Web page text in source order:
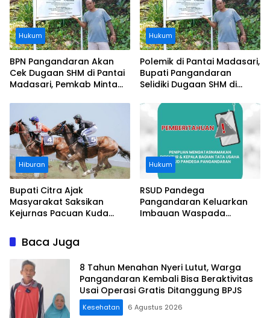
Hukum
BPN Pangandaran Akan
Cek Dugaan SHM di Pantai
Madasari, Pemkab Minta
Hukum
Polemik di Pantai Madasari,
Bupati Pangandaran
Selidiki Dugaan SHM di
Pantai
Hiburan
Bupati Citra Ajak
Masyarakat Saksikan
Kejurnas Pacuan Kuda
Legokjawa
Hukum
RSUD Pandega
Pangandaran Keluarkan
Imbauan Waspada
Baca Juga
8 Tahun Menahan Nyeri Lutut, Warga
Pangandaran Kembali Bisa Beraktivitas
Usai Operasi Gratis Ditanggung BPJS
Kesehatan 6 Agustus 2026